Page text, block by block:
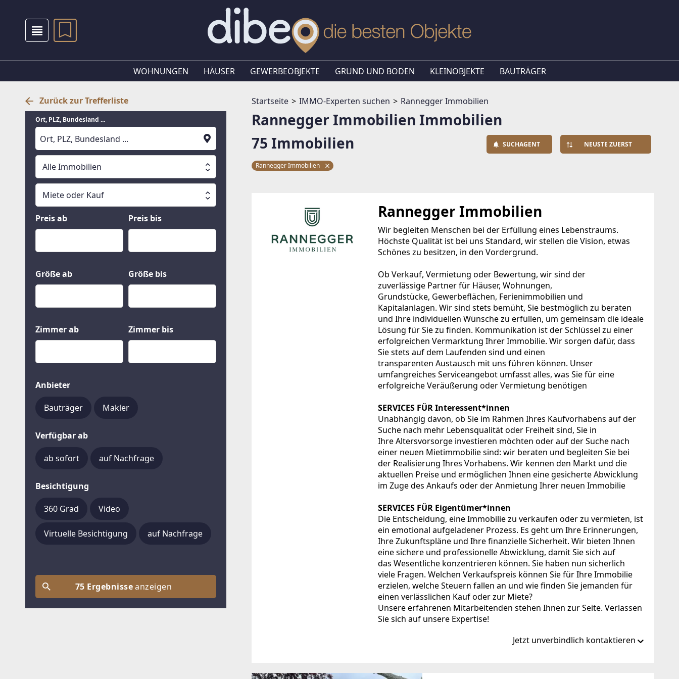
WOHNUNGEN HÄUSER GEWERBEOBJEKTE GRUND UND BODEN KLEINOBJEKTE BAUTRÄGER
Zurück zur Trefferliste
Ort, PLZ, Bundesland ...
Suche läuft
Alle Immobilien
Alle Immobilien
Häuser
Grund und Boden
Miete oder Kauf
Miete oder Kauf
Kauf
Preis ab Preis bis
Größe ab Größe bis
Zimmer ab Zimmer bis
Anbieter
Bauträger Makler
Verfügbar ab
ab sofort auf Nachfrage
Besichtigung
360 Grad Video
Virtuelle Besichtigung auf Nachfrage
75 Ergebnisseanzeigen
Startseite IMMO-Experten suchen Rannegger Immobilien
Rannegger Immobilien Immobilien
75 Immobilien
SUCHAGENT NEUSTE ZUERST
Rannegger Immobilien
Rannegger Immobilien
Wir begleiten Menschen bei der Erfüllung eines Lebenstraums.
Höchste Qualität ist bei uns Standard, wir stellen die Vision, etwas
Schönes zu besitzen, in den Vordergrund.
Ob Verkauf, Vermietung oder Bewertung, wir sind der
zuverlässige Partner für Häuser, Wohnungen,
Grundstücke, Gewerbeflächen, Ferienimmobilien und
Kapitalanlagen. Wir sind stets bemüht, Sie bestmöglich zu beraten
und Ihre individuellen Wünsche zu erfüllen, um gemeinsam die ideale
Lösung für Sie zu finden. Kommunikation ist der Schlüssel zu einer
erfolgreichen Vermarktung Ihrer Immobilie. Wir sorgen dafür, dass
Sie stets auf dem Laufenden sind und einen
transparenten Austausch mit uns führen können. Unser
umfangreiches Serviceangebot umfasst alles, was Sie für eine
erfolgreiche Veräußerung oder Vermietung benötigen
SERVICES FÜR Interessent*innen
Unabhängig davon, ob Sie im Rahmen Ihres Kaufvorhabens auf der
Suche nach mehr Lebensqualität oder Freiheit sind, Sie in
Ihre Altersvorsorge investieren möchten oder auf der Suche nach
einer neuen Mietimmobilie sind: wir beraten und begleiten Sie bei
der Realisierung Ihres Vorhabens. Wir kennen den Markt und die
aktuellen Preise und ermöglichen Ihnen eine gesicherte Abwicklung
im Zuge des Ankaufs oder der Anmietung Ihrer neuen Immobilie
SERVICES FÜR Eigentümer*innen
Die Entscheidung, eine Immobilie zu verkaufen oder zu vermieten, ist
ein emotional aufgeladener Prozess. Es geht um Ihre Erinnerungen,
Ihre Zukunftspläne und Ihre finanzielle Sicherheit. Wir bieten Ihnen
eine sichere und professionelle Abwicklung, damit Sie sich auf
das Wesentliche konzentrieren können. Sie haben nun sicherlich
viele Fragen. Welchen Verkaufspreis können Sie für Ihre Immobilie
erzielen, welche Steuern fallen an und wie finden Sie jemanden für
einen verlässlichen Kauf oder zur Miete?
Unsere erfahrenen Mitarbeitenden stehen Ihnen zur Seite. Verlassen
Sie sich auf unsere Expertise!
Jetzt unverbindlich kontaktieren